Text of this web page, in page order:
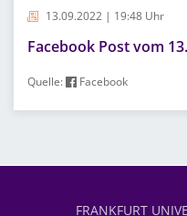
13.09.2022 | 19:48 Uhr
Facebook Post vom
Quelle: Facebook
FRANKFURT